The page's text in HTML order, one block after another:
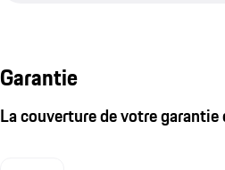
Garantie
La couverture de votre garantie